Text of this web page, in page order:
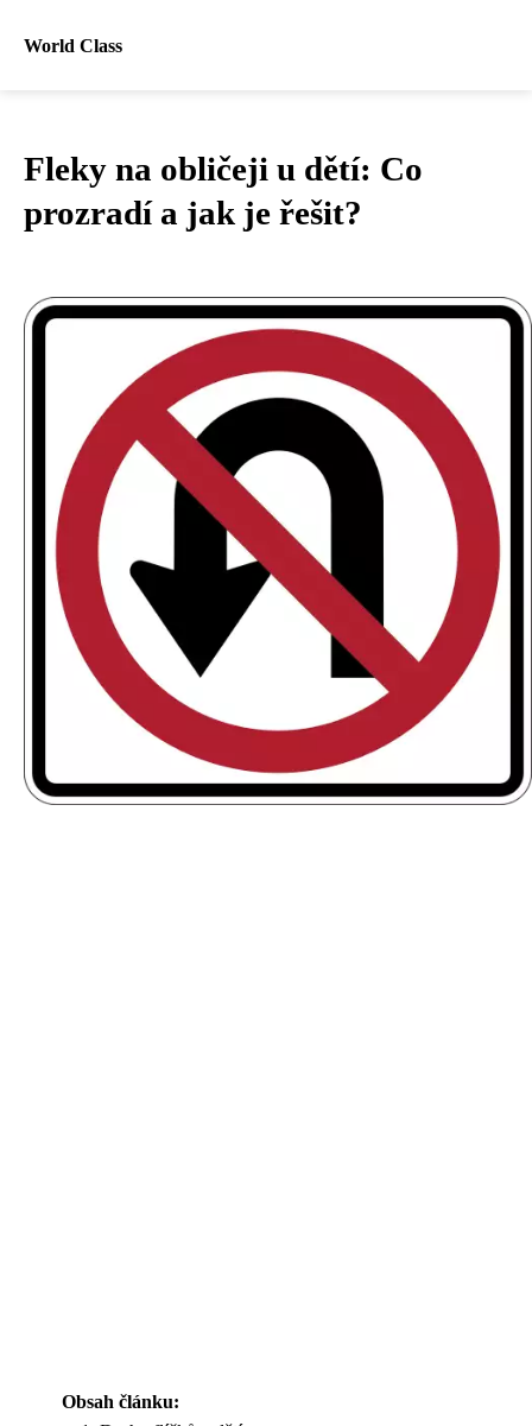
World Class
Fleky na obličeji u dětí: Co
prozradí a jak je řešit?
Obsah článku: